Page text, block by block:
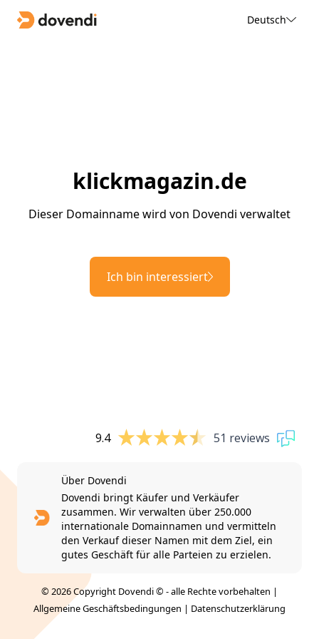
Deutsch
klickmagazin.de
Dieser Domainname wird von Dovendi verwaltet
Ich bin interessiert
9.4 51 reviews
Über Dovendi
Dovendi bringt Käufer und Verkäufer
zusammen. Wir verwalten über 250.000
internationale Domainnamen und vermitteln
den Verkauf dieser Namen mit dem Ziel, ein
gutes Geschäft für alle Parteien zu erzielen.
© 2026 Copyright Dovendi © - alle Rechte vorbehalten |
Allgemeine Geschäftsbedingungen | Datenschutzerklärung